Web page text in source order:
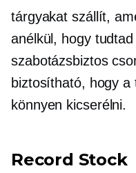
tárgyakat szállít,
anélkül, hogy
szabotázsbiztos
biztosítható, hogy
könnyen kicserélni.
Record Stock